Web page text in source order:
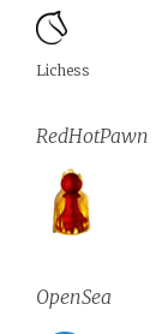
Lichess
RedHotPawn
OpenSea